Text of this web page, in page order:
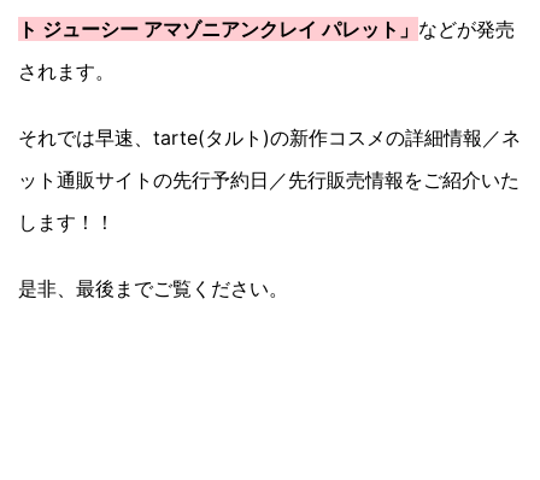
ト ジューシー アマゾニアンクレイ パレット」 などが発売
されます。
それでは早速、tarte(タルト)の新作コスメの詳細情報／ネ
ット通販サイトの先行予約日／先行販売情報をご紹介いた
します！！
是非、最後までご覧ください。